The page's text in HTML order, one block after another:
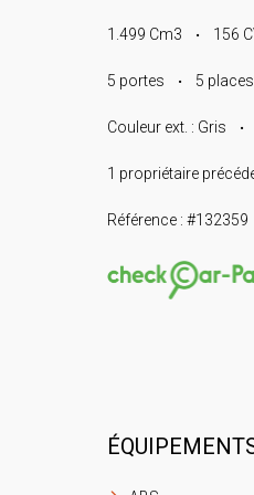
1.499 Cm3 • 156
5 portes • 5 places
Couleur ext. : Gris •
1 propriétaire
Référence : #132359